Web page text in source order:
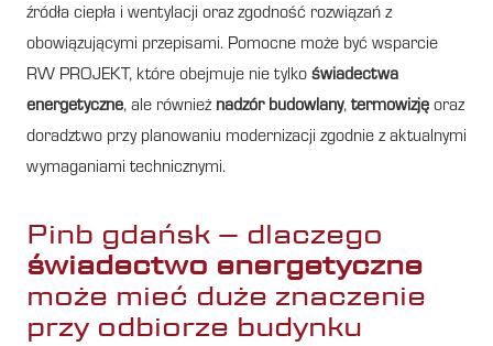
źródła ciepła i wentylacji oraz zgodność rozwiązań z
obowiązującymi przepisami. Pomocne może być wsparcie
RW PROJEKT, które obejmuje nie tylko świadectwa
energetyczne, ale również nadzór budowlany, termowizję oraz
doradztwo przy planowaniu modernizacji zgodnie z aktualnymi
wymaganiami technicznymi.
Pinb gdańsk – dlaczego
świadectwo energetyczne
może mieć duże znaczenie
przy odbiorze budynku